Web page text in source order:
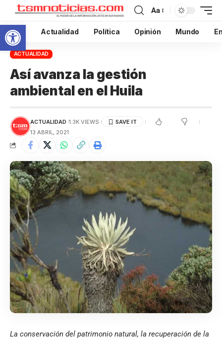
Abrir barra de herramientas
Aa
Inicio Actualidad Política Opinión Mundo
ACTUALIDAD
Así avanza la gestión
ambiental en el Huila
ACTUALIDAD 1.3K VIEWS
13 ABRIL, 2021
La conservación del patrimonio natural, la recuperación de la